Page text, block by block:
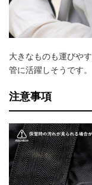
大きなものも運びや
管に活躍しそうです。
注意事項